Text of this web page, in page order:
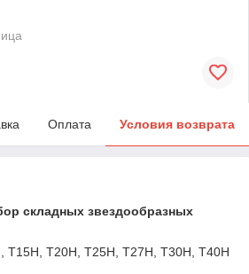
Оплата Условия возврата
складных звездообразных
T15H, T20H, T25H, T27H, T30H, T40H